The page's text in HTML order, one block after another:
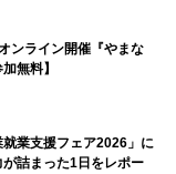
ンライン開催『やまな
無料】
業支援フェア2026」に
詰まった1日をレポー